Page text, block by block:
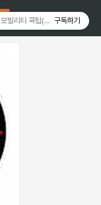
모빌리티 쿡팁(Mobility
구독하기